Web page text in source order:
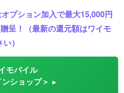
プション加入で最大15,000円
呈！（最新の還元額はワイモ
）
モバイル
ショップ＞